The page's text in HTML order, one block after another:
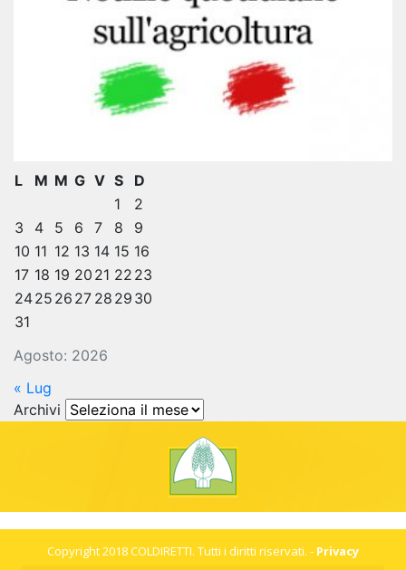
Agosto: 2026
L M M G V S
D
1
2
3
4 5 6 7 8
9
10 11 12 13 14 15 16
17 18 19 20 21 22 23
2425 26 27 28 29 30
31
« Lug
Archivi Archivi
Copyright 2018 COLDIRETTI. Tutti i diritti riservati. - Privacy